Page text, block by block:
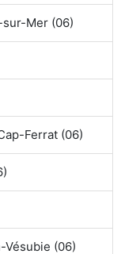
Mer (06)
Ferrat (06)
(06)